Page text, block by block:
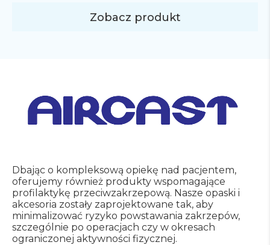
oparty jest na zasadzie grawitacji, co zapewnia
szybką możliwość odłączenia termosu od
Zobacz produkt
Dbając o kompleksową opiekę nad pacjentem,
oferujemy również produkty wspomagające
profilaktykę przeciwzakrzepową. Nasze opaski i
akcesoria zostały zaprojektowane tak, aby
minimalizować ryzyko powstawania zakrzepów,
szczególnie po operacjach czy w okresach
ograniczonej aktywności fizycznej.